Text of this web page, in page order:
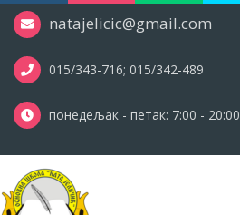
natajelicic@gmail.com
015/343-716; 015/342-489
понедељак - петак: 7:00 - 20:00